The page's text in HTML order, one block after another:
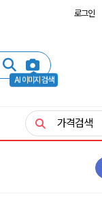
로그인
AI 이미지 검색
가격검색